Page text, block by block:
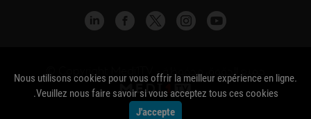
جميع الحقوق محفوظة - Copyright Medi1TV ©
Nous utilisons cookies pour vous offrir la meilleur expérience en ligne.
Veuillez nous faire savoir si vous acceptez tous ces cookies.
J'accepte